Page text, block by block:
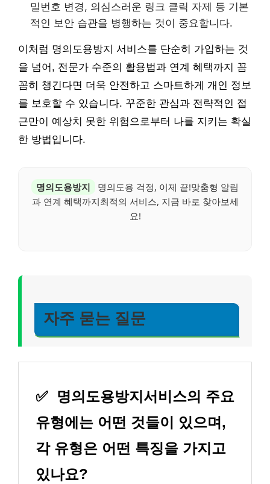
밀번호 변경, 의심스러운 링크 클릭 자제 등 기본
적인 보안 습관을 병행하는 것이 중요합니다.
이처럼 명의도용방지 서비스를 단순히 가입하는 것
을 넘어, 전문가 수준의 활용법과 연계 혜택까지 꼼
꼼히 챙긴다면 더욱 안전하고 스마트하게 개인 정보
를 보호할 수 있습니다. 꾸준한 관심과 전략적인 접
근만이 예상치 못한 위험으로부터 나를 지키는 확실
한 방법입니다.
명의도용방지
명의도용 걱정, 이제 끝!맞춤형 알림
과 연계 혜택까지최적의 서비스, 지금 바로 찾아보세
요!
자주 묻는 질문
✅
명의도용방지서비스의 주요
유형에는 어떤 것들이 있으며,
각 유형은 어떤 특징을 가지고
있나요?